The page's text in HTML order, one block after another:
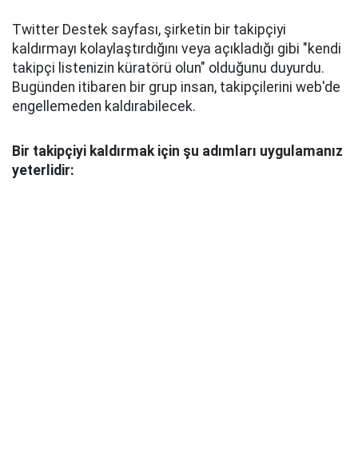
Twitter Destek sayfası, şirketin bir takipçiyi
kaldırmayı kolaylaştırdığını veya açıkladığı gibi "kendi
takipçi listenizin küratörü olun" olduğunu duyurdu.
Bugünden itibaren bir grup insan, takipçilerini web'de
engellemeden kaldırabilecek.
Bir takipçiyi kaldırmak için şu adımları uygulamanız
yeterlidir: